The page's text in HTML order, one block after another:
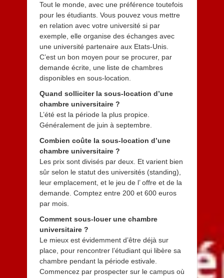
Tout le monde, avec une préférence toutefois
pour les étudiants. Vous pouvez vous mettre
en relation avec votre université si par
exemple, elle organise des échanges avec
une université partenaire aux Etats-Unis.
C’est un bon moyen pour se procurer, par
demande écrite, une liste de chambres
disponibles en sous-location.
Quand solliciter la sous-location d’une
chambre universitaire ?
L’été est la période la plus propice.
Généralement de juin à septembre.
Combien coûte la sous-location d’une
chambre universitaire ?
Les prix sont divisés par deux. Et varient bien
sûr selon le statut des universités (standing),
leur emplacement, et le jeu de l’ offre et de la
demande. Comptez entre 200 et 600 euros
par mois.
Comment sous-louer une chambre
universitaire ?
Le mieux est évidemment d’être déjà sur
place, pour rencontrer l’étudiant qui libère sa
chambre pendant la période estivale.
Commencez par prospecter sur le campus où